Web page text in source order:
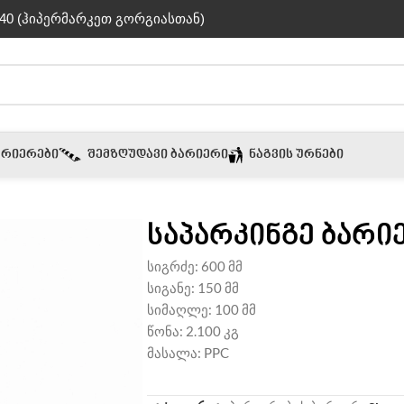
(ჰიპერმარკეთ გორგიასთან)
ᲨᲔᲛᲖᲦᲣᲓᲐᲕᲘ ᲑᲐᲠᲘᲔᲠᲘ ᲜᲐᲒᲕᲘᲡ ᲣᲠᲜᲔᲑᲘ
საპარკინგე
სიგრძე: 600 მმ
სიგანე: 150 მმ
სიმაღლე: 100 მმ
წონა: 2.100 კგ
მასალა: PPC